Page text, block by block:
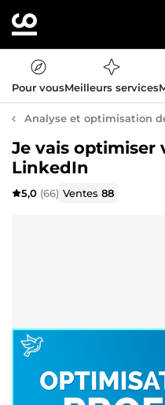
Pour vousMeilleurs services
Analyse et optimisation
Je vais optimiser
LinkedIn
5,0 (66) Ventes88